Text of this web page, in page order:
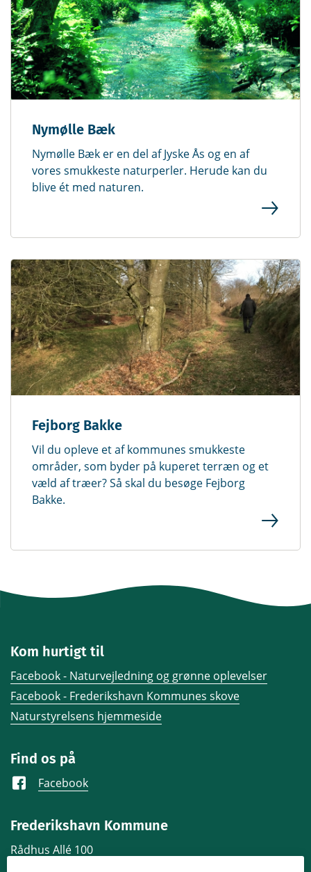
Nymølle Bæk
Nymølle Bæk er en del af Jyske Ås og en af
vores smukkeste naturperler. Herude kan du
blive ét med naturen.
Fejborg Bakke
Vil du opleve et af kommunes smukkeste
områder, som byder på kuperet terræn og et
væld af træer? Så skal du besøge Fejborg
Bakke.
Kom hurtigt til
Facebook - Naturvejledning og grønne oplevelser
Facebook - Frederikshavn Kommunes skove
Naturstyrelsens hjemmeside
Find os på
Facebook
Frederikshavn Kommune
Rådhus Allé 100